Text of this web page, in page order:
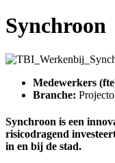
Synchroon
Medewerkers
Branche:
Synchroon is een
risicodragend
in en bij de stad.